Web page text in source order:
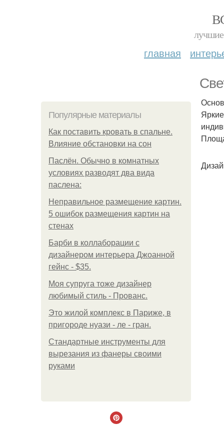
лучшие
главная
Популярные материалы
Как поставить кровать в спальне.
Влияние обстановки на сон
Паслён. Обычно в комнатных
условиях разводят два вида
паслена:
Неправильное размещение картин.
5 ошибок размещения картин на
стенах
Барби в коллаборации с
дизайнером интерьера Джоанной
гейнс - $35.
Моя супруга тоже дизайнер
любимый стиль - Прованс.
Это жилой комплекс в Париже, в
пригороде нуази - ле - гран.
Стандартные инструменты для
вырезания из фанеры своими
руками